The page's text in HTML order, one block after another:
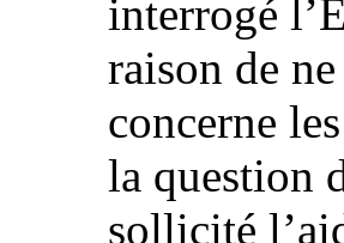
interrogé
raison de
concerne
la question
sollicité